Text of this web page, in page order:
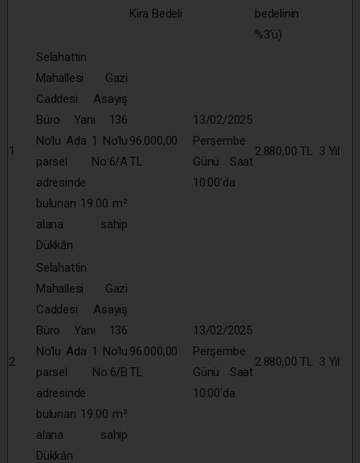
Kira Bedeli
bedelinin
%3’ü)
1
Selahattin
Mahallesi Gazi
Caddesi Asayiş
Büro Yanı 136
No’lu Ada 1 No’lu
parsel No:6/A
adresinde
bulunan 19.00 m²
alana sahip
Dükkân
96.000,00
TL
13/02/2025
Perşembe
Günü Saat
10:00’da
2.880,00 TL 3 Yıl
2
Selahattin
Mahallesi Gazi
Caddesi Asayiş
Büro Yanı 136
No’lu Ada 1 No’lu
parsel No:6/B
adresinde
bulunan 19.00 m²
alana sahip
Dükkân
96.000,00
TL
13/02/2025
Perşembe
Günü Saat
10:00’da
2.880,00 TL 3 Yıl